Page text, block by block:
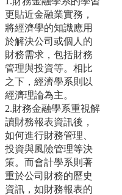
更貼近金融業實務，
將經濟學的知識應用
於解決公司或個人的
財務需求，包括財務
管理與投資等。相比
之下，經濟學系則以
經濟理論為主。
2.財務金融學系重視解
讀財務報表資訊後，
如何進行財務管理、
投資與風險管理等決
策。而會計學系則著
重於公司財務的歷史
資訊，如財務報表的